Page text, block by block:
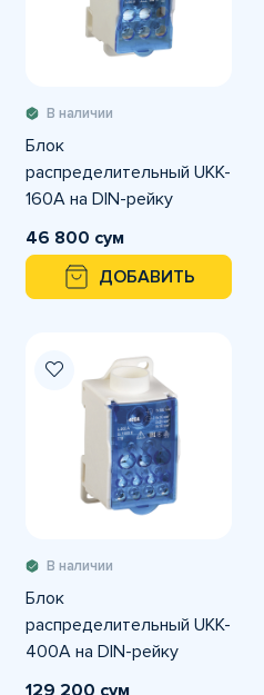
В наличии
Блок
распределительный UKK-
160А на DIN-рейку
46 800 сум
ДОБАВИТЬ
В наличии
Блок
распределительный UKK-
400А на DIN-рейку
129 200 сум